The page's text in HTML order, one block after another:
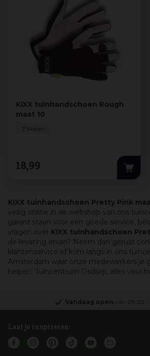
KIXX tuinhandschoen Rough
maat 10
18,99
2 Maten
KIXX tuinhandschoen Pretty Pink
veilig online in de webshop van ons
garant staan voor een goede service,
vragen over KIXX tuinhandschoen
de levering ervan? Neem dan gerust
klantenservice of kom langs in ons
Amsterdam waar onze medewerkers je
helpen. Tuincentrum Osdorp, alles voor
Vandaag open van 09:30
Laat je inspireren